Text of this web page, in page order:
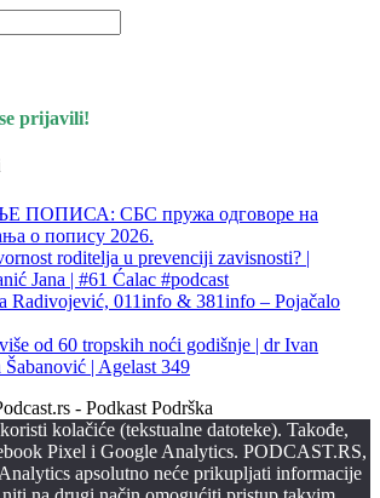
prijavili!
ПОПИСА: СБС пружа одговоре на
о попису 2026.
roditelja u prevenciji zavisnosti? |
Jana | #61 Ćalac #podcast
Radivojević, 011info & 381info – Pojačalo
od 60 tropskih noći godišnje | dr Ivan
| Agelast 349
- Podkast Podrška
kolačiće (tekstualne datoteke). Takođe,
Pixel i Google Analytics. PODCAST.RS,
apsolutno neće prikupljati informacije